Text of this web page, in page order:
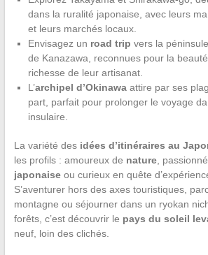
dans la ruralité japonaise, avec leurs
et leurs marchés locaux.
Envisagez un road trip vers la
de Kanazawa, reconnues pour la
richesse de leur artisanat.
L’archipel d’Okinawaattire par ses
part, parfait pour prolonger le voyage
insulaire.
La variété des idées d’itinéraires au
les profils : amoureux de nature,
japonaiseou curieux en quête
S’aventurer hors des axes touristiques,
montagne ou séjourner dans un ryokan
forêts, c’est découvrir le pays du soleil
neuf, loin des clichés.